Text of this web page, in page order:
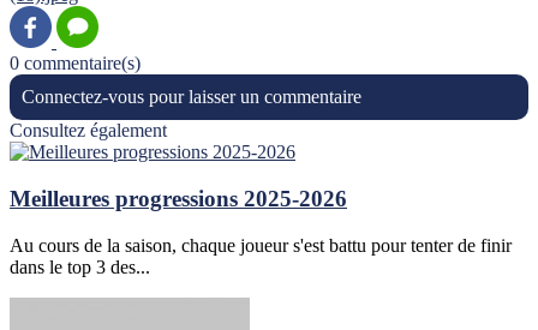
0 commentaire(s)
Connectez-vous pour laisser un commentaire
Consultez également
Meilleures progressions 2025-2026
Au cours de la saison, chaque joueur s'est battu pour tenter de finir
dans le top 3 des...